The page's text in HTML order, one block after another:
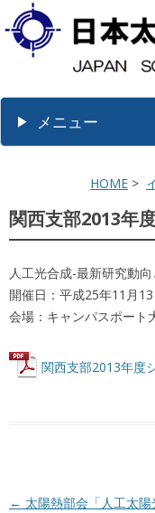
メニュー
HOME >
関西支部2013年
人工光合成-最新研究動
開催日：平成25年11月
会場：キャンパスポート
関西支部2013年度
投稿ナビゲーション
← 太陽熱部会「人工太陽